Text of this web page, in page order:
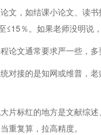
文，如结课小论文、读
≤15％。如果老师没明说
论文通常要求严一些，
对接的是知网或维普，
片标红的地方是文献综
重复算，拉高精度。